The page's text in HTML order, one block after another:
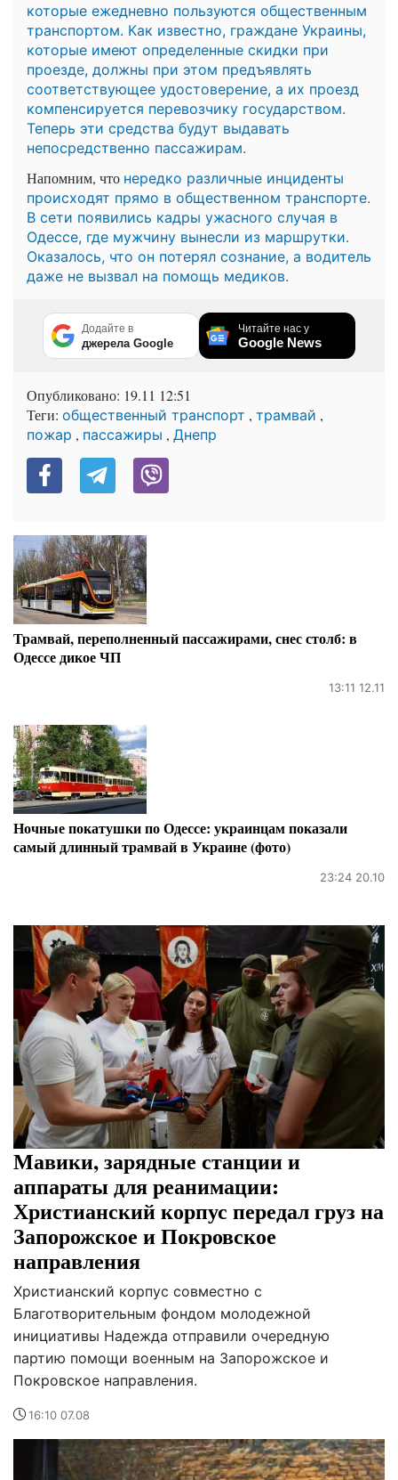
которые ежедневно пользуются общественным
транспортом. Как известно, граждане Украины,
которые имеют определенные скидки при
проезде, должны при этом предъявлять
соответствующее удостоверение, а их проезд
компенсируется перевозчику государством.
Теперь эти средства будут выдавать
непосредственно пассажирам.
Напомним, что нередко различные инциденты
происходят прямо в общественном транспорте.
В сети появились кадры ужасного случая в
Одессе, где мужчину вынесли из маршрутки.
Оказалось, что он потерял сознание, а водитель
даже не вызвал на помощь медиков.
Додайте в
джерела Google
Читайте нас у
Google News
Опубликовано: 19.11 12:51
Теги: общественный транспорт , трамвай ,
пожар , пассажиры , Днепр
Трамвай, переполненный пассажирами, снес столб: в
Одессе дикое ЧП
13:11 12.11
Ночные покатушки по Одессе: украинцам показали
самый длинный трамвай в Украине (фото)
23:24 20.10
Мавики, зарядные станции и
аппараты для реанимации:
Христианский корпус передал груз на
Запорожское и Покровское
направления
Христианский корпус совместно с
Благотворительным фондом молодежной
инициативы Надежда отправили очередную
партию помощи военным на Запорожское и
Покровское направления.
16:10 07.08